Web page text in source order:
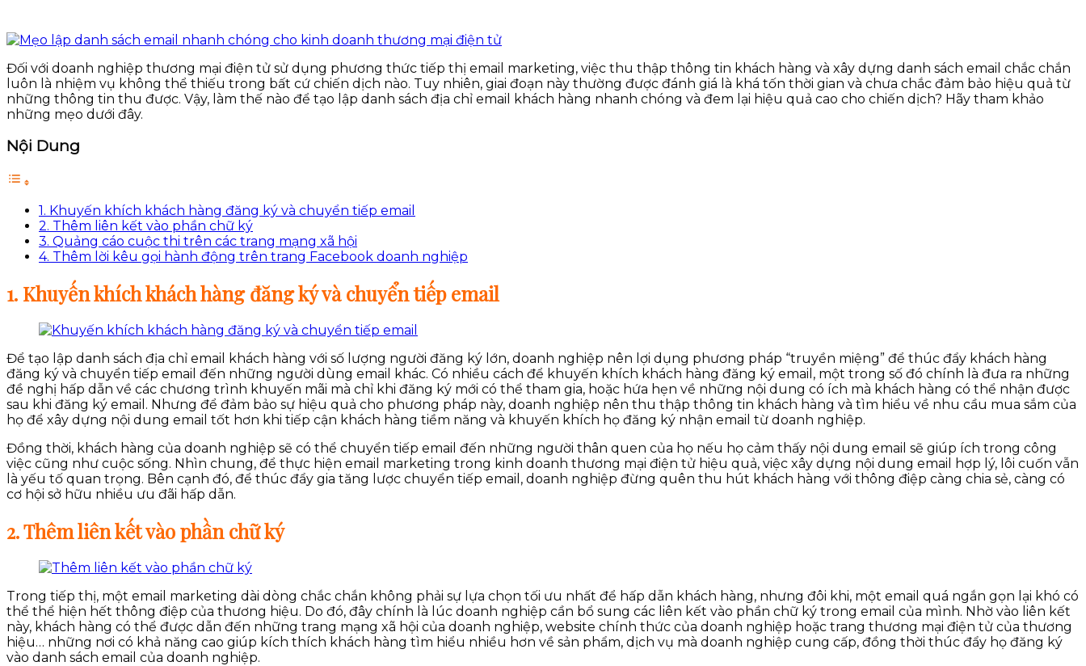
Đối với doanh nghiệp thương mại điện tử sử dụng phương thức tiếp thị email marketing, việc thu thập thông tin khách hàng và xây dựng danh sách email chắc chắn
luôn là nhiệm vụ không thể thiếu trong bất cứ chiến dịch nào. Tuy nhiên, giai đoạn này thường được đánh giá là khá tốn thời gian và chưa chắc đảm bảo hiệu quả từ
những thông tin thu được. Vậy, làm thế nào để tạo lập danh sách địa chỉ email khách hàng nhanh chóng và đem lại hiệu quả cao cho chiến dịch? Hãy tham khảo
những mẹo dưới đây.
Nội Dung
1. Khuyến khích khách hàng đăng ký và chuyển tiếp email
2. Thêm liên kết vào phần chữ ký
3. Quảng cáo cuộc thi trên các trang mạng xã hội
4. Thêm lời kêu gọi hành động trên trang Facebook doanh nghiệp
1. Khuyến khích khách hàng đăng ký và chuyển tiếp email
Để tạo lập danh sách địa chỉ email khách hàng với số lượng người đăng ký lớn, doanh nghiệp nên lợi dụng phương pháp “truyền miệng” để thúc đẩy khách hàng
đăng ký và chuyển tiếp email đến những người dùng email khác. Có nhiều cách để khuyến khích khách hàng đăng ký email, một trong số đó chính là đưa ra những
đề nghị hấp dẫn về các chương trình khuyến mãi mà chỉ khi đăng ký mới có thể tham gia, hoặc hứa hẹn về những nội dung có ích mà khách hàng có thể nhận được
sau khi đăng ký email. Nhưng để đảm bảo sự hiệu quả cho phương pháp này, doanh nghiệp nên thu thập thông tin khách hàng và tìm hiểu về nhu cầu mua sắm của
họ để xây dựng nội dung email tốt hơn khi tiếp cận khách hàng tiềm năng và khuyến khích họ đăng ký nhận email từ doanh nghiệp.
Đồng thời, khách hàng của doanh nghiệp sẽ có thể chuyển tiếp email đến những người thân quen của họ nếu họ cảm thấy nội dung email sẽ giúp ích trong công
việc cũng như cuộc sống. Nhìn chung, để thực hiện email marketing trong kinh doanh thương mại điện tử hiệu quả, việc xây dựng nội dung email hợp lý, lôi cuốn vẫn
là yếu tố quan trọng. Bên cạnh đó, để thúc đẩy gia tăng lược chuyển tiếp email, doanh nghiệp đừng quên thu hút khách hàng với thông điệp càng chia sẻ, càng có
cơ hội sở hữu nhiều ưu đãi hấp dẫn.
2. Thêm liên kết vào phần chữ ký
Trong tiếp thị, một email marketing dài dòng chắc chắn không phải sự lựa chọn tối ưu nhất để hấp dẫn khách hàng, nhưng đôi khi, một email quá ngắn gọn lại khó có
thể thể hiện hết thông điệp của thương hiệu. Do đó, đây chính là lúc doanh nghiệp cần bổ sung các liên kết vào phần chữ ký trong email của mình. Nhờ vào liên kết
này, khách hàng có thể được dẫn đến những trang mạng xã hội của doanh nghiệp, website chính thức của doanh nghiệp hoặc trang thương mại điện tử của thương
hiệu… những nơi có khả năng cao giúp kích thích khách hàng tìm hiểu nhiều hơn về sản phẩm, dịch vụ mà doanh nghiệp cung cấp, đồng thời thúc đẩy họ đăng ký
vào danh sách email của doanh nghiệp.